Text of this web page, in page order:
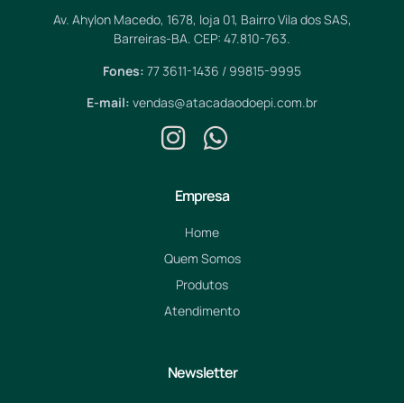
Av. Ahylon Macedo, 1678, loja 01, Bairro Vila dos SAS,
Barreiras-BA. CEP: 47.810-763.
Fones: 77 3611-1436 / 99815-9995
E-mail: vendas@atacadaodoepi.com.br
Empresa
Home
Quem Somos
Produtos
Atendimento
Newsletter